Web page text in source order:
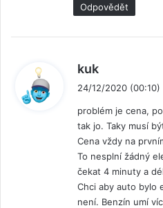
Odpovědět
kuk
s
a
l
:
24/12/2020 (00:10)
problém je cena,
tak jo. Taky musí
Cena vždy na
To nesplní žádný
čekat 4 minuty a
Chci aby auto bylo
není. Benzín umí